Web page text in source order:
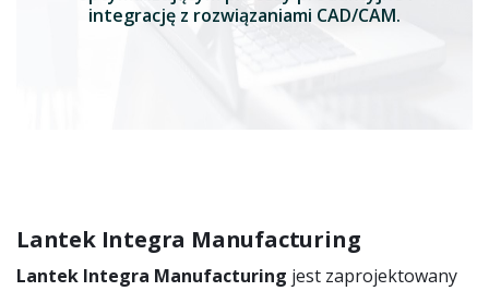
integrację z rozwiązaniami CAD/CAM.
Lantek Integra Manufacturing
Lantek Integra Manufacturing jest zaprojektowany